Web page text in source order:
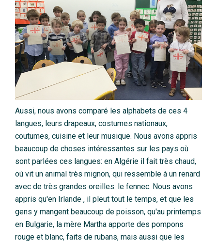
Aussi, nous avons comparé les alphabets de ces 4
langues, leurs drapeaux, costumes nationaux,
coutumes, cuisine et leur musique. Nous avons appris
beaucoup de choses intéressantes sur les pays où
sont parlées ces langues: en Algérie il fait très chaud,
où vit un animal très mignon, qui ressemble à un renard
avec de très grandes oreilles: le fennec. Nous avons
appris qu'en Irlande , il pleut tout le temps, et que les
gens y mangent beaucoup de poisson, qu'au printemps
en Bulgarie, la mère Martha apporte des pompons
rouge et blanc, faits de rubans, mais aussi que les